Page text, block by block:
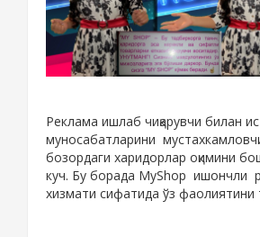
Реклама ишлаб чиқарувчи билан
муносабатларини
бозордаги харидорлар оқимини
куч. Бу борада MyShop ишончли
хизмати сифатида ўз фаолиятини